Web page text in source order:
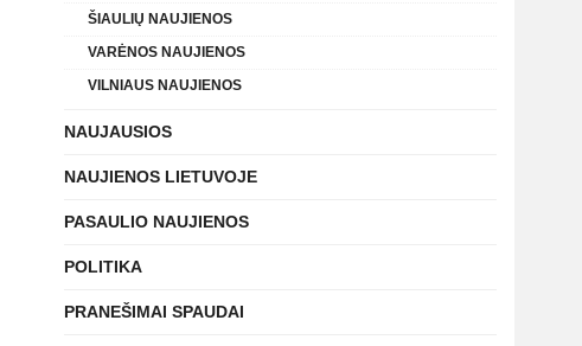
ŠIAULIŲ NAUJIENOS
VARĖNOS NAUJIENOS
VILNIAUS NAUJIENOS
NAUJAUSIOS
NAUJIENOS LIETUVOJE
PASAULIO NAUJIENOS
POLITIKA
PRANEŠIMAI SPAUDAI